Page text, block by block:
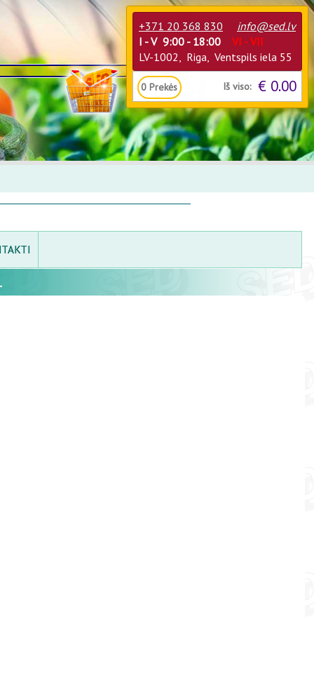
+371 20 368 830
info@sed.lv
I - V 9:00 - 18:00
VI - VII
LV-1002, Riga, Ventspils iela 55
0 Prekės Iš viso: € 0.00